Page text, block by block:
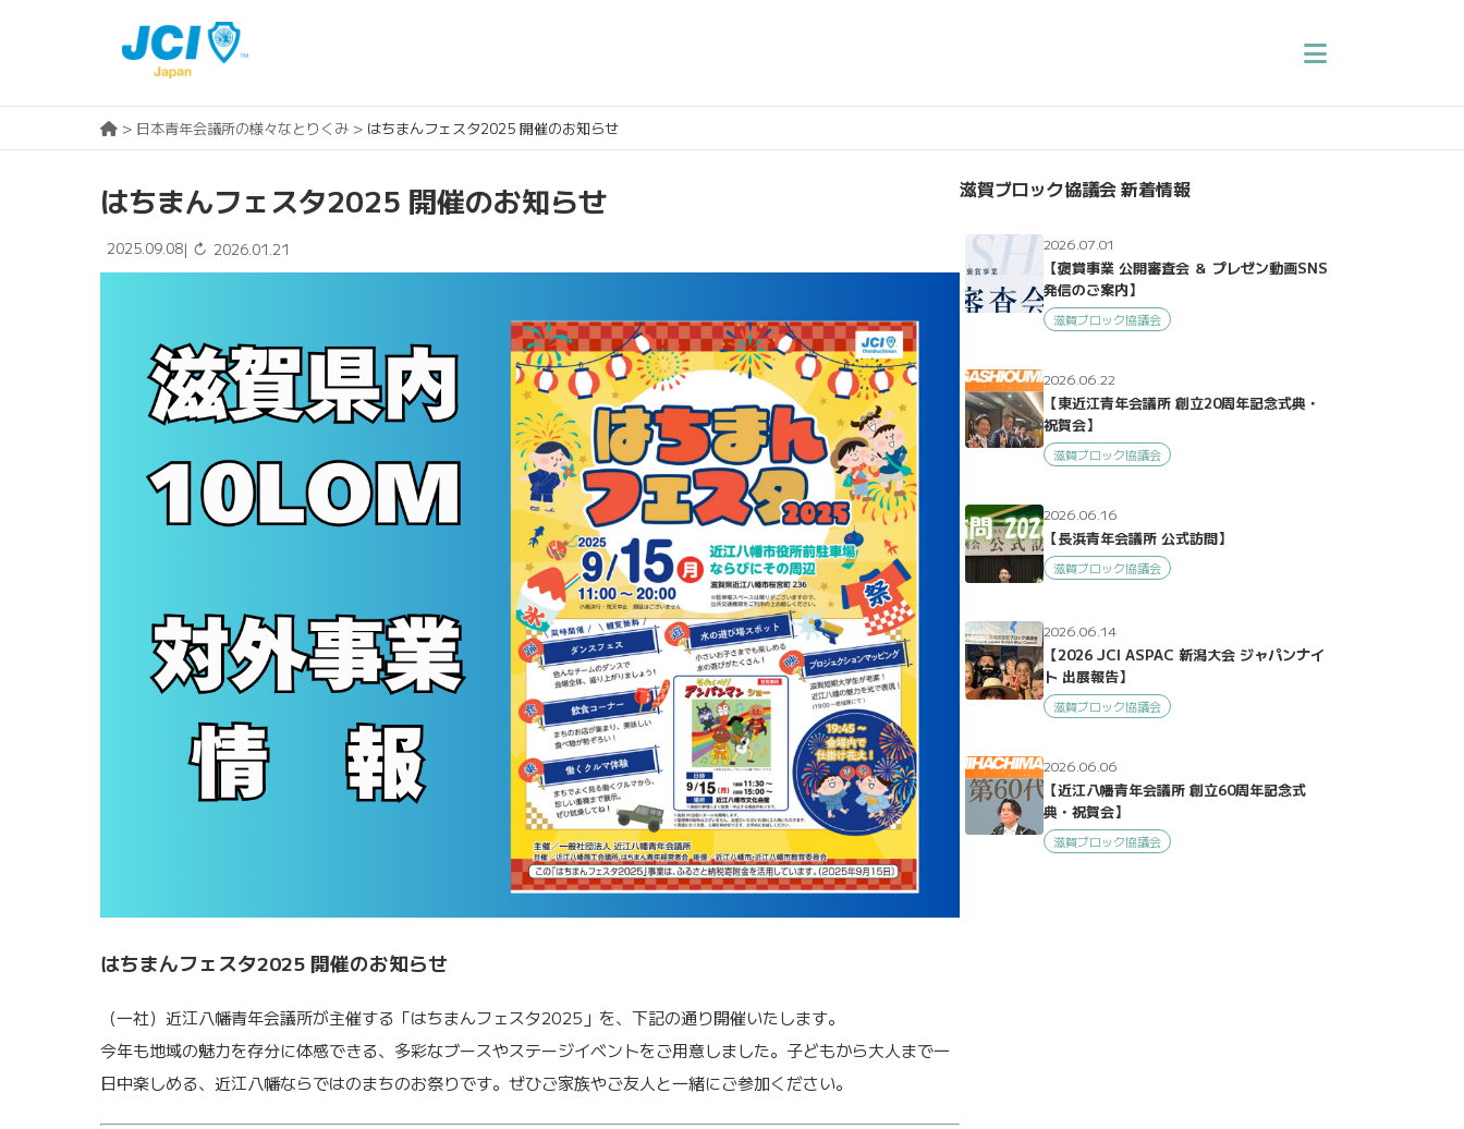
> 日本青年会議所の様々なとりくみ > はちまんフェスタ2025 開催のお知らせ
はちまんフェスタ2025 開催のお知らせ
2025.09.08| ↻ 2026.01.21
はちまんフェスタ2025 開催のお知らせ
（一社）近江八幡青年会議所が主催する「はちまんフェスタ2025」を、下記の通り開催いたします。
今年も地域の魅力を存分に体感できる、多彩なブースやステージイベントをご用意しました。子どもから大人まで一
日中楽しめる、近江八幡ならではのまちのお祭りです。ぜひご家族やご友人と一緒にご参加ください。
滋賀ブロック協議会 新着情報
2026.07.01
【褒賞事業 公開審査会 ＆ プレゼン動画SNS
発信のご案内】
滋賀ブロック協議会
2026.06.22
【東近江青年会議所 創立20周年記念式典・
祝賀会】
滋賀ブロック協議会
2026.06.16
【長浜青年会議所 公式訪問】
滋賀ブロック協議会
2026.06.14
【2026 JCI ASPAC 新潟大会 ジャパンナイ
ト 出展報告】
滋賀ブロック協議会
2026.06.06
【近江八幡青年会議所 創立60周年記念式
典・祝賀会】
滋賀ブロック協議会